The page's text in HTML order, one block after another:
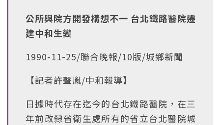
公所與院方開發構想不一 台北鐵路醫院遷
建中和生變
1990-11-25/聯合晚報/10版/城鄉新聞
【記者許聲胤/中和報導】
日據時代存在迄今的台北鐵路醫院，在三
年前改隸省衛生處所有的省立台北醫院城